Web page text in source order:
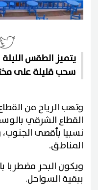
يتميز الطقس
سحب قليلة على
وتهب الرياح من
القطاع الشرقي
نسبيا بأقصى
المناطق.
ويكون البحر مضطربا
ببقية السواحل.